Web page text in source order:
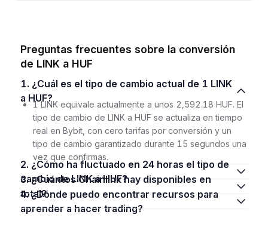
Preguntas frecuentes sobre la conversión
de LINK a HUF
1. ¿Cuál es el tipo de cambio actual de 1 LINK
a HUF?
1 LINK equivale actualmente a unos 2,592.18 HUF. El
tipo de cambio de LINK a HUF se actualiza en tiempo
real en Bybit, con cero tarifas por conversión y un
tipo de cambio garantizado durante 15 segundos una
vez que confirmas.
2. ¿Cómo ha fluctuado en 24 horas el tipo de
cambio de LINK a HUF?
3. ¿Cuántos Chainlink hay disponibles en
total?
4. ¿Dónde puedo encontrar recursos para
aprender a hacer trading?